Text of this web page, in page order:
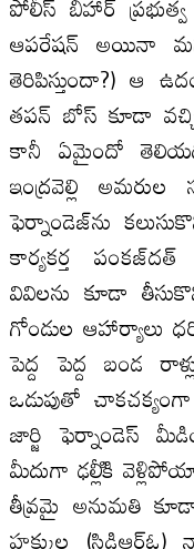
ఆపరేషన్‌ అయినా మన
తెరిపిస్తుందా?) ఆ
తపన్‌ బోస్‌ కూడా
కానీ ఏమైందో
ఇంద్రవెల్లి
ఫెర్నాండెజ్‌ను
కార్యకర్త
వివిలను కూడా
గోండుల ఆహార్యాలు
పెద్ద పెద్ద బండ
ఒడుపుతో
జార్జి ఫెర్నాండెస్‌
మీదుగా ఢల్లీికి
తీవ్రమై అనుమతి
హక్కుల (సిడిఆర్‌ఓ)